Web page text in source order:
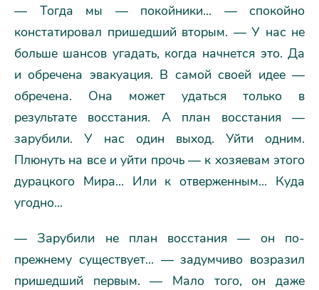
— Тогда мы — покойники... — спокойно
констатировал пришедший вторым. — У нас не
больше шансов угадать, когда начнется это. Да
и обречена эвакуация. В самой своей идее —
обречена. Она может удаться только в
результате восстания. А план восстания —
зарубили. У нас один выход. Уйти одним.
Плюнуть на все и уйти прочь — к хозяевам этого
дурацкого Мира... Или к отверженным... Куда
угодно...
— Зарубили не план восстания — он по-
прежнему существует... — задумчиво возразил
пришедший первым. — Мало того, он даже